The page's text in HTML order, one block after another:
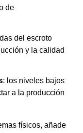
de
del escroto
y la calidad
: los niveles bajos
a la producción
físicos, añade